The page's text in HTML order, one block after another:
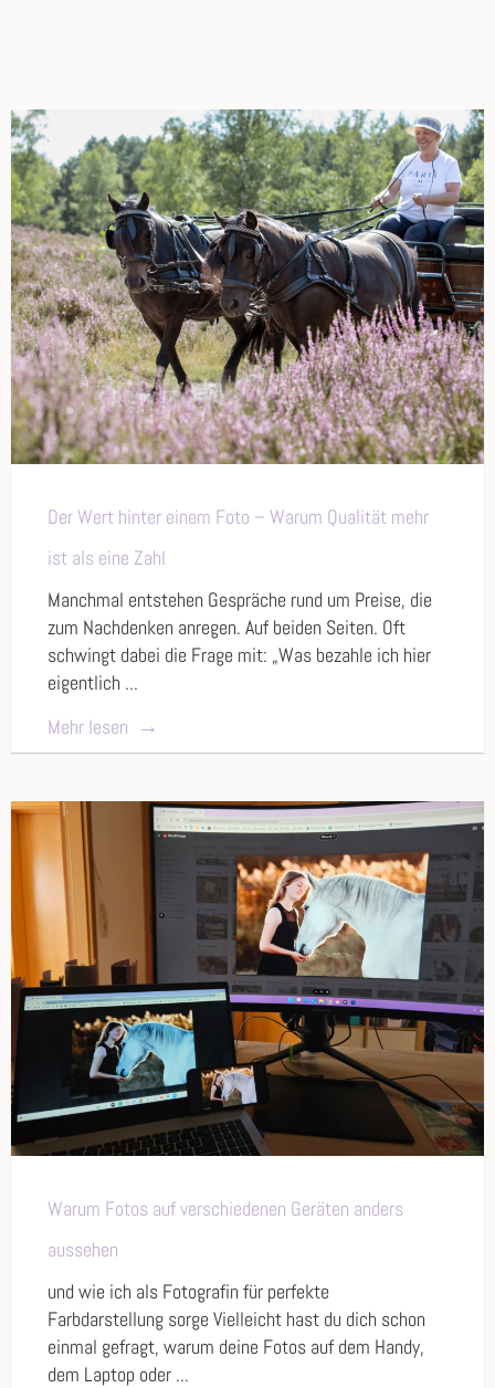
Der Wert hinter einem Foto – Warum Qualität mehr
ist als eine Zahl
Manchmal entstehen Gespräche rund um Preise, die
zum Nachdenken anregen. Auf beiden Seiten. Oft
schwingt dabei die Frage mit: „Was bezahle ich hier
eigentlich ...
Mehr lesen
Warum Fotos auf verschiedenen Geräten anders
aussehen
und wie ich als Fotografin für perfekte
Farbdarstellung sorge Vielleicht hast du dich schon
einmal gefragt, warum deine Fotos auf dem Handy,
dem Laptop oder ...